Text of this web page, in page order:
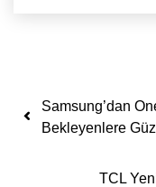
Yazı
Samsung’dan
Bekleyenlere
TCL